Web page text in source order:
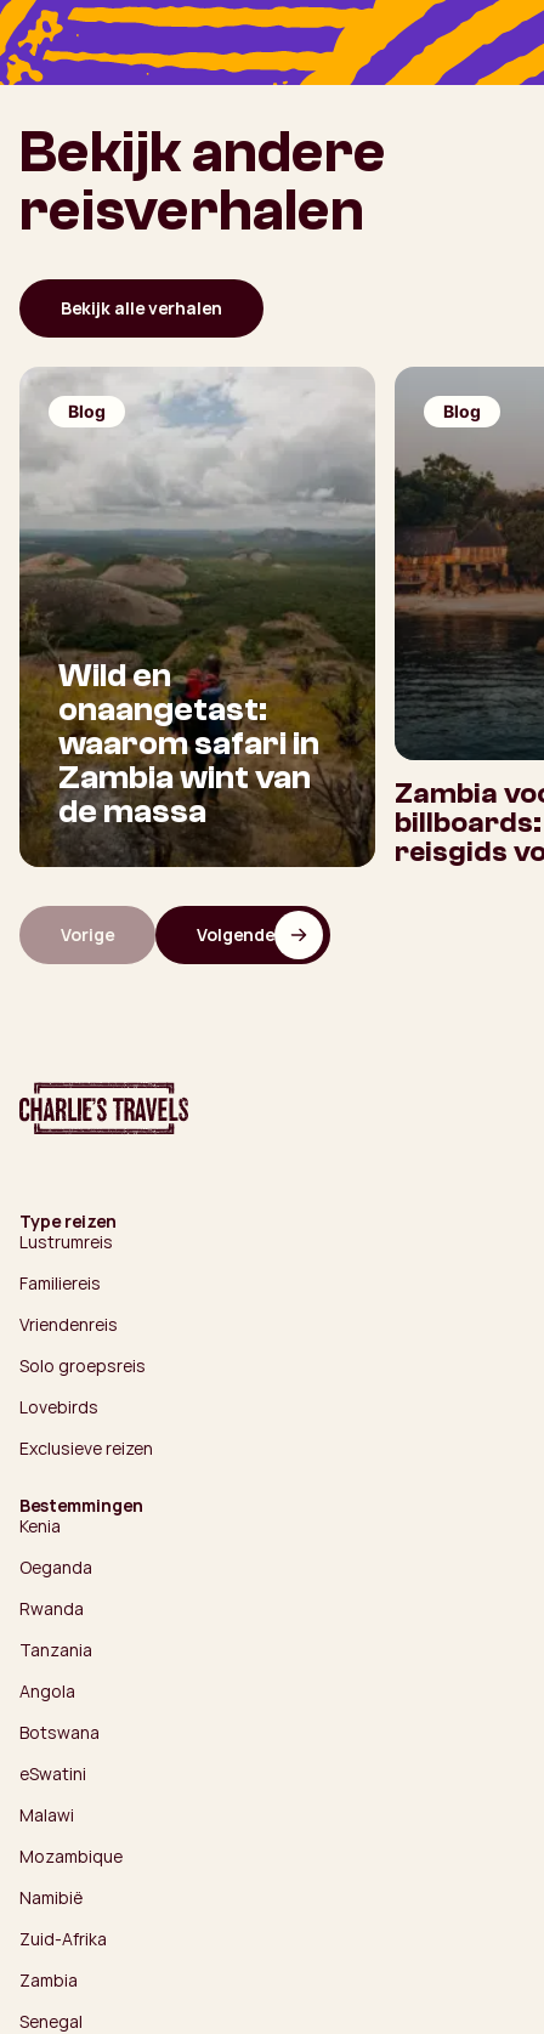
Bekijk andere
reisverhalen
Bekijk alle verhalen
Blog
Wild en
onaangetast:
waarom safari in
Zambia wint van
de massa
Blog
Zambia
reisgids
Vorige Volgende
Type reizen
Lustrumreis
Familiereis
Vriendenreis
Solo groepsreis
Lovebirds
Exclusieve reizen
Bestemmingen
Kenia
Oeganda
Rwanda
Tanzania
Angola
Botswana
eSwatini
Malawi
Mozambique
Namibië
Zuid-Afrika
Zambia
Senegal